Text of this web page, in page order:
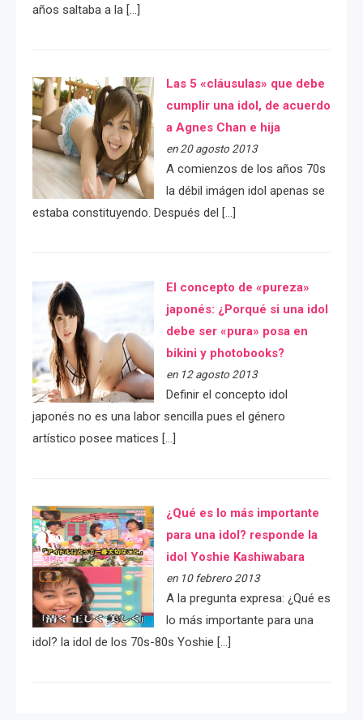
años saltaba a la […]
Las 5 «cláusulas» que debe
cumplir una idol, de acuerdo
a Agnes Chan e hija
en 20 agosto 2013
A comienzos de los años 70s
la débil imágen idol apenas se
estaba constituyendo. Después del […]
El concepto de «pureza»
japonés: ¿Porqué si una idol
debe ser «pura» posa en
bikini y photobooks?
en 12 agosto 2013
Definir el concepto idol
japonés no es una labor sencilla pues el género
artístico posee matices […]
¿Qué es lo más importante
para una idol? responde la
idol Yoshie Kashiwabara
en 10 febrero 2013
A la pregunta expresa: ¿Qué es
lo más importante para una
idol? la idol de los 70s-80s Yoshie […]